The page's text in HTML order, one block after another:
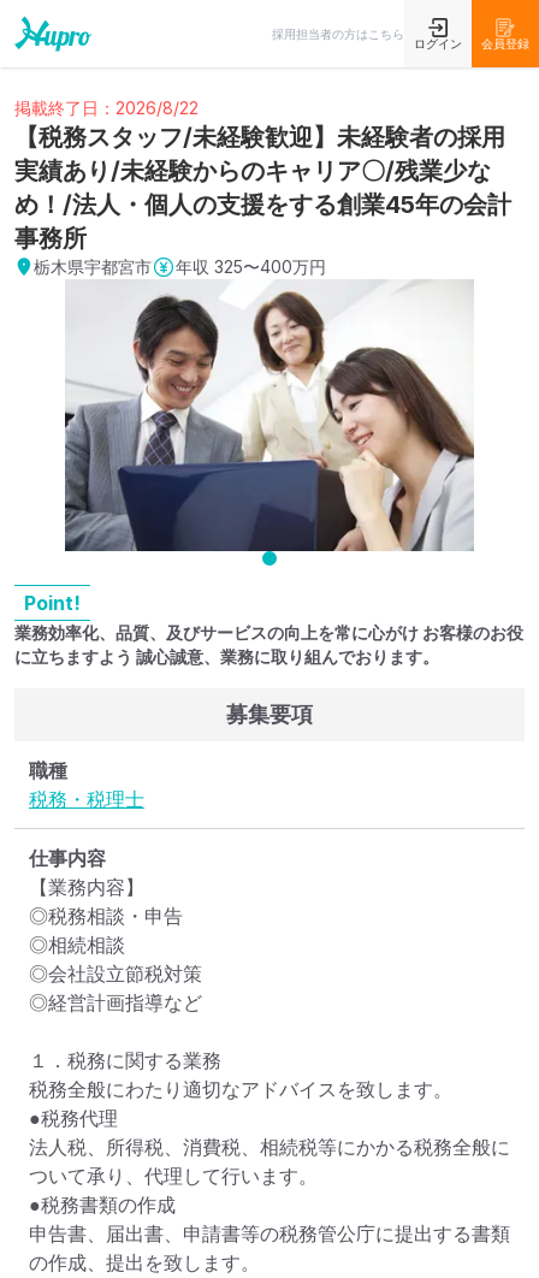
採用担当者の方はこちら
ログイン 会員登録
掲載終了日：2026/8/22
【税務スタッフ/未経験歓迎】未経験者の採用
実績あり/未経験からのキャリア〇/残業少な
め！/法人・個人の支援をする創業45年の会計
事務所
栃木県宇都宮市 年収 325〜400万円
Point!
業務効率化、品質、及びサービスの向上を常に心がけ お客様のお役
に立ちますよう 誠心誠意、業務に取り組んでおります。
募集要項
職種
税務・税理士
仕事内容
【業務内容】
◎税務相談・申告
◎相続相談
◎会社設立節税対策
◎経営計画指導など
１．税務に関する業務
税務全般にわたり適切なアドバイスを致します。
●税務代理
法人税、所得税、消費税、相続税等にかかる税務全般に
ついて承り、代理して行います。
●税務書類の作成
申告書、届出書、申請書等の税務管公庁に提出する書類
の作成、提出を致します。